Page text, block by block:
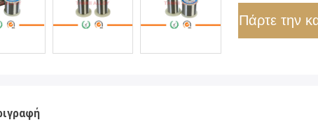
Πάρτε την